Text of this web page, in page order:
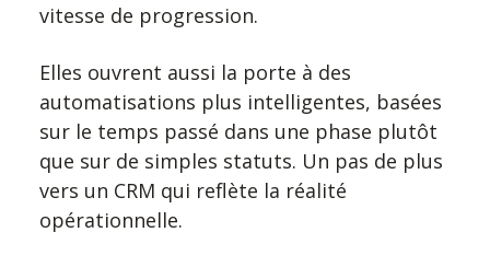
vitesse de progression.
Elles ouvrent aussi la porte à des
automatisations plus intelligentes, basées
sur le temps passé dans une phase plutôt
que sur de simples statuts. Un pas de plus
vers un CRM qui reflète la réalité
opérationnelle.